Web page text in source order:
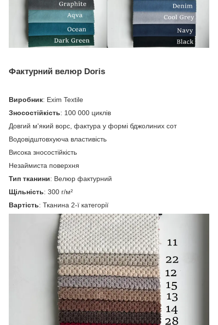
Фактурний велюр Doris
Виробник: Exim Textile
Зносостійкість: 100 000 циклів
Довгий м'який ворс, фактура у формі бджолиних сот
Водовідштовхуюча властивість
Висока зносостійкість
Незаймиста поверхня
Тип тканини: Велюр фактурний
Щільність: 300 г/м²
Вартість: Тканина 2-ї категорії